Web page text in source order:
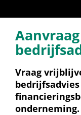
Vraag
onderneming.